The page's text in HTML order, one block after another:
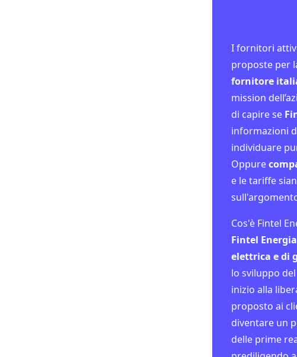
I fornitori
proposte per
fornitore
mission
di capire se
informazioni
individuare
Oppure
e le tariffe
Cos'è Fintel
Fintel Energia
elettrica e di
lo sviluppo
inizio alla
proposto ai
diventare un
delle prime